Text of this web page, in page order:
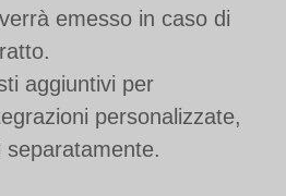
emesso in caso di
aggiuntivi per
personalizzate,